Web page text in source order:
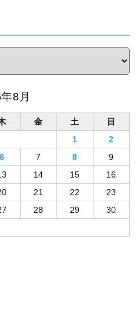
8月
金 土
日
1
2
6 7 8
9
14 15
16
21 22
23
28 29
30